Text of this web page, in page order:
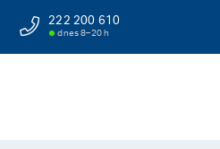
222 200 610
dnes 8–20 h